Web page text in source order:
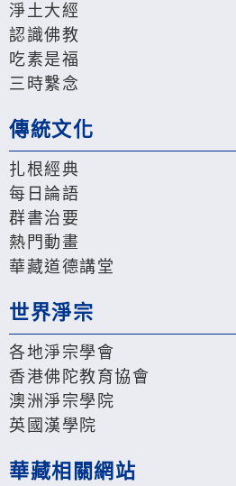
淨土大經
認識佛教
吃素是福
三時繫念
傳統文化
扎根經典
每日論語
群書治要
熱門動畫
華藏道德講堂
世界淨宗
各地淨宗學會
香港佛陀教育協會
澳洲淨宗學院
英國漢學院
華藏相關網站